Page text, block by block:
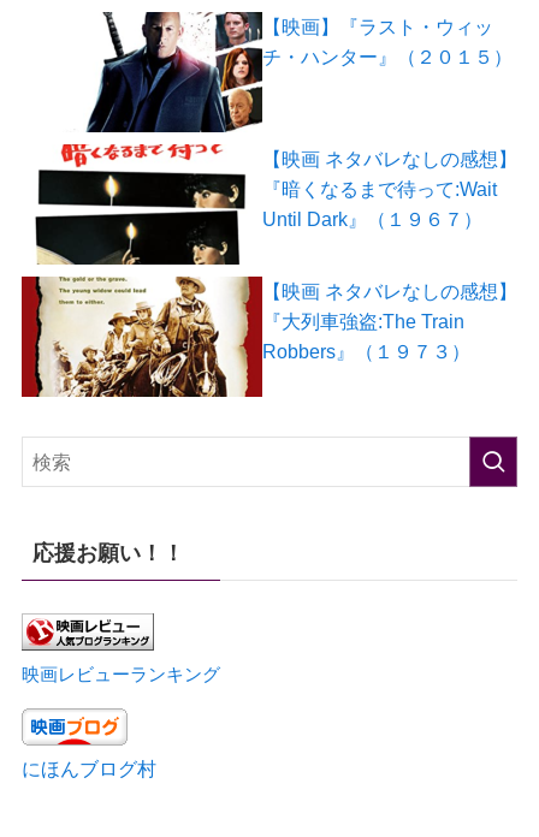
【映画】『ラスト・ウィッ
チ・ハンター』（２０１５）
【映画 ネタバレなしの感想】
『暗くなるまで待って:Wait
Until Dark』（１９６７）
【映画 ネタバレなしの感想】
『大列車強盗:The Train
Robbers』（１９７３）
応援お願い！！
映画レビューランキング
にほんブログ村